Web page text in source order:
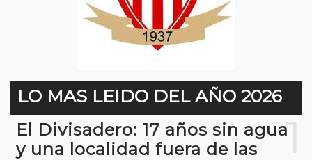
LO MAS LEIDO DEL AÑO 2026
1
El Divisadero: 17 años sin agua
y una localidad fuera de las